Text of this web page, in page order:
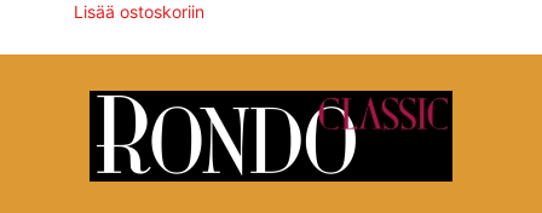
Lisää ostoskoriin